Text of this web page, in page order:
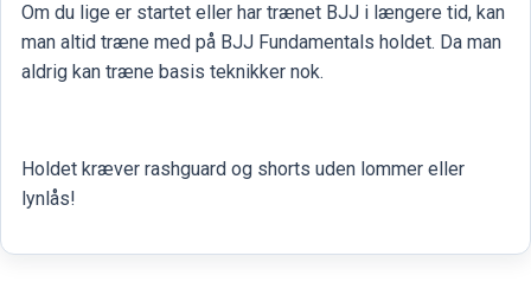
Om du lige er startet eller har trænet BJJ i længere tid, kan
man altid træne med på BJJ Fundamentals holdet. Da man
aldrig kan træne basis teknikker nok.
Holdet kræver rashguard og shorts uden lommer eller
lynlås!